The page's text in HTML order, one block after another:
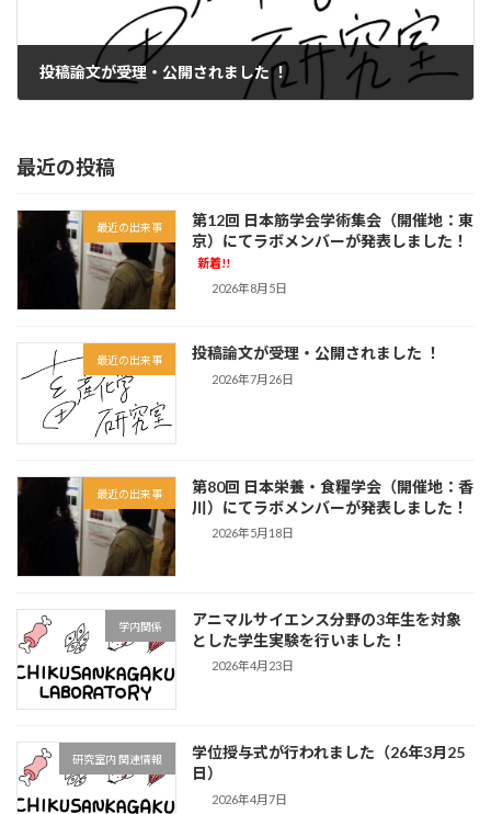
投稿論文が受理・公開されました ！
最近の投稿
最近の出来事
第12回 日本筋学会学術集会（開催地：東
京）にてラボメンバーが発表しました！
新着!!
2026年8月5日
最近の出来事 投稿論文が受理・公開されました ！
2026年7月26日
最近の出来事
第80回 日本栄養・食糧学会（開催地：香
川）にてラボメンバーが発表しました！
2026年5月18日
学内関係
アニマルサイエンス分野の3年生を対象
とした学生実験を行いました！
2026年4月23日
研究室内 関連情報
学位授与式が行われました（26年3月25
日）
2026年4月7日